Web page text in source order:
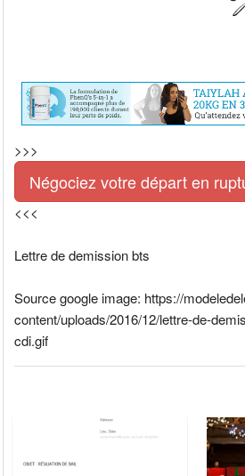
>>>
Négociez votre départ en
<<<
Lettre de demission bts
Source google image: https://
content/uploads/2016/12/lettre-de-
cdi.gif